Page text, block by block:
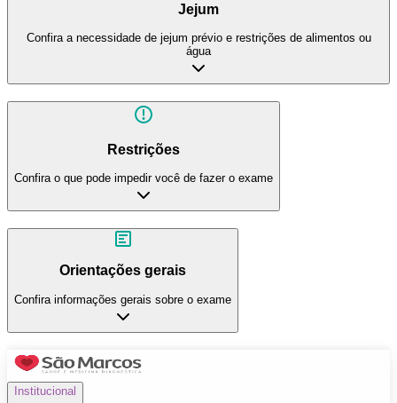
Jejum
Confira a necessidade de jejum prévio e restrições de alimentos ou
água
Restrições
Confira o que pode impedir você de fazer o exame
Orientações gerais
Confira informações gerais sobre o exame
Institucional